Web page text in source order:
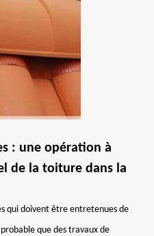
: une opération à
de la toiture dans la
qui doivent être entretenues de
que des travaux de